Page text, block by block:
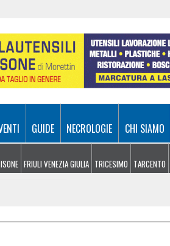
GUIDE NECROLOGIE CHI SIAMO
FRIULI VENEZIA GIULIA TRICESIMO TARCENTO